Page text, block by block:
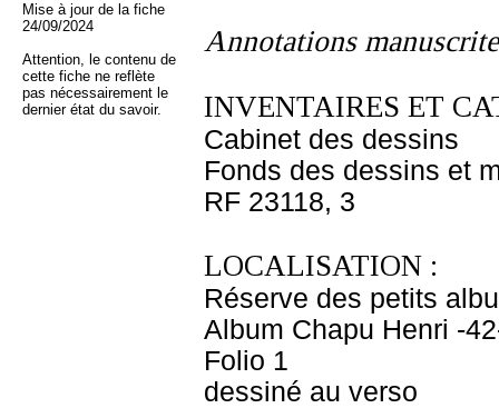
Mise à jour de la fiche
24/09/2024
Attention, le contenu de
cette fiche ne reflète
pas nécessairement le
dernier état du savoir.
Annotations
INVENTAIRES ET
Cabinet des dessins
Fonds des dessins et
RF 23118, 3
LOCALISATION :
Réserve des petits
Album Chapu Henri -
Folio 1
dessiné au verso